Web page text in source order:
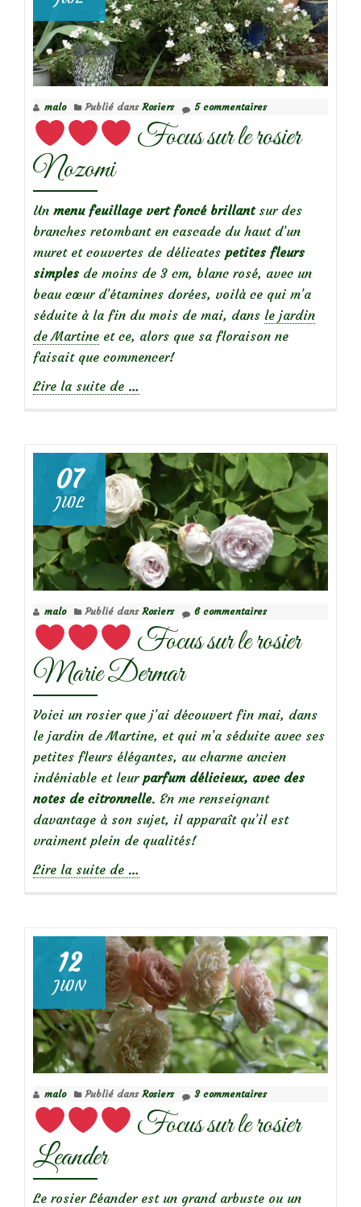
malo Publié dans Rosiers 5 commentaires
Focus sur le rosier
Nozomi
Un menu feuillage vert foncé brillantsur des
branches retombant en cascade du haut d’un
muret et couvertes de délicates petites fleurs
simples de moins de 3 cm, blanc rosé, avec un
beau cœur d’étamines dorées, voilà ce qui m’a
séduite à la fin du mois de mai, dans le jardin
de Martine et ce, alors que sa floraison ne
faisait que commencer!
Lire la suite de
Focus
sur
le
rosier
Nozomi
…
07
JUIL
malo Publié dans Rosiers 6 commentaires
Focus sur le rosier
Marie Dermar
Voici un rosier que j’ai découvert fin mai, dans
le jardin de Martine, et qui m’a séduite avec ses
petites fleurs élégantes, au charme ancien
indéniable et leur parfum délicieux, avec des
notes de citronnelle. En me renseignant
davantage à son sujet, il apparaît qu’il est
vraiment plein de qualités!
Lire la suite de
Focus
sur
le
rosier
Marie
Dermar
…
12
JUIN
malo Publié dans Rosiers 3 commentaires
Focus sur le rosier
Leander
Le rosier Léander est un grand arbuste ou un